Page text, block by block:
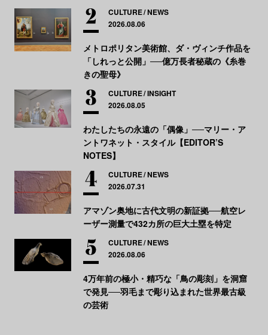
CULTURE NEWS
2026.08.06
メトロポリタン美術館、ダ・ヴィンチ作品を
「しれっと公開」──億万長者秘蔵の《糸巻
きの聖母》
CULTURE INSIGHT
2026.08.05
わたしたちの永遠の「偶像」──マリー・ア
ントワネット・スタイル【EDITOR’S
NOTES】
CULTURE NEWS
2026.07.31
アマゾン奥地に古代文明の新証拠──航空レ
ーザー測量で432カ所の巨大土塁を特定
CULTURE NEWS
2026.08.06
4万年前の極小・精巧な「鳥の彫刻」を洞窟
で発見──羽毛まで彫り込まれた世界最古級
の芸術